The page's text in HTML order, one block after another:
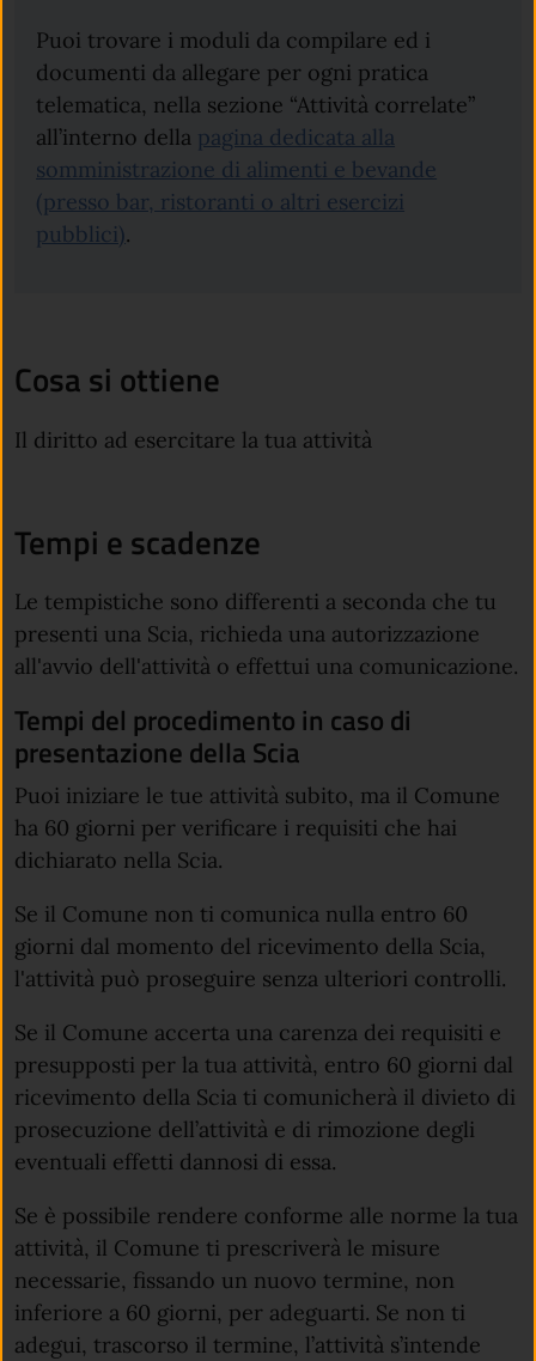
Puoi trovare i moduli da compilare ed i
documenti da allegare per ogni pratica
telematica, nella sezione “Attività correlate”
all’interno della pagina dedicata alla
somministrazione di alimenti e bevande
(presso bar, ristoranti o altri esercizi
pubblici).
Cosa si ottiene
Il diritto ad esercitare la tua attività
Tempi e scadenze
Le tempistiche sono differenti a seconda che tu
presenti una Scia, richieda una autorizzazione
all'avvio dell'attività o effettui una comunicazione.
Tempi del procedimento in caso di
presentazione della Scia
Puoi iniziare le tue attività subito, ma il Comune
ha 60 giorni per verificare i requisiti che hai
dichiarato nella Scia.
Se il Comune non ti comunica nulla entro 60
giorni dal momento del ricevimento della Scia,
l'attività può proseguire senza ulteriori controlli.
Se il Comune accerta una carenza dei requisiti e
presupposti per la tua attività, entro 60 giorni dal
ricevimento della Scia ti comunicherà il divieto di
prosecuzione dell’attività e di rimozione degli
eventuali effetti dannosi di essa.
Se è possibile rendere conforme alle norme la tua
attività, il Comune ti prescriverà le misure
necessarie, fissando un nuovo termine, non
inferiore a 60 giorni, per adeguarti. Se non ti
adegui, trascorso il termine, l’attività s’intende